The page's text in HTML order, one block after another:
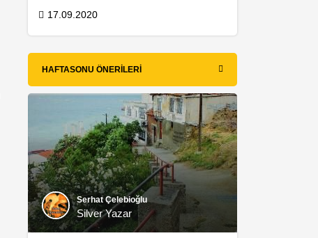
17.09.2020
HAFTASONU ÖNERILERI
Serhat Çelebioğlu
Silver Yazar